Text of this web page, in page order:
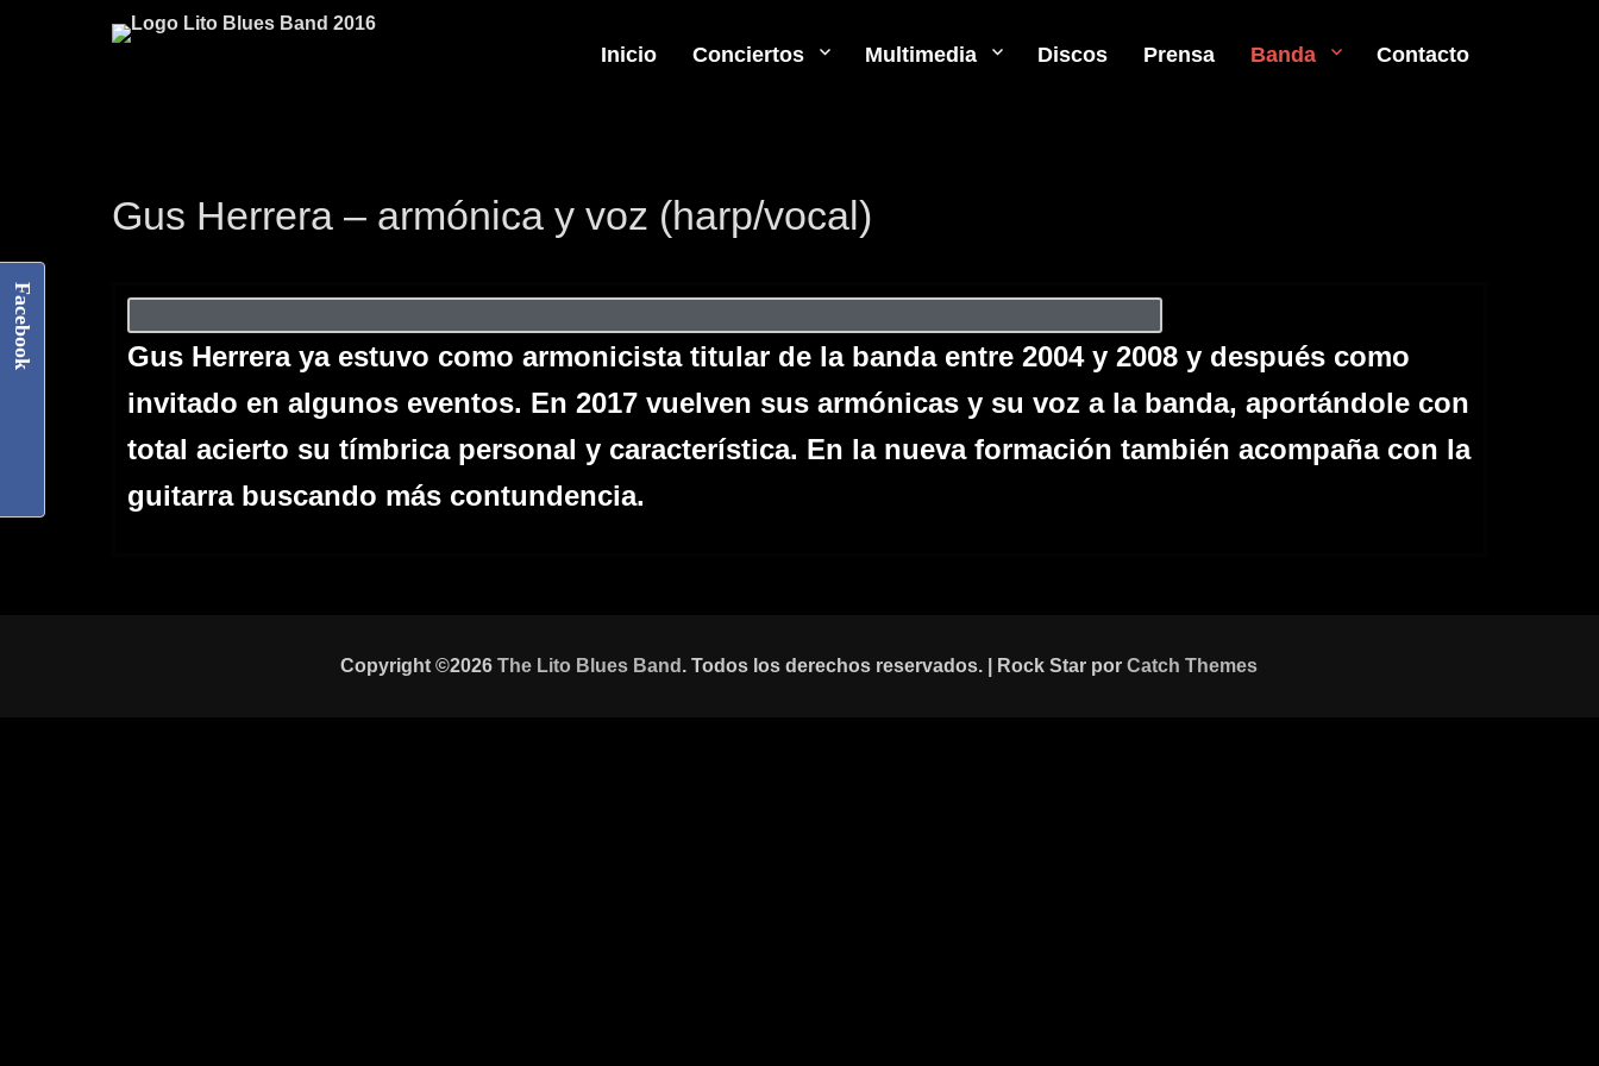
Inicio Conciertos Multimedia Discos Prensa Banda Contacto
Gus Herrera – armónica y voz (harp/vocal)
Gus Herrera ya estuvo como armonicista titular de la banda entre 2004 y 2008 y después como
invitado en algunos eventos. En 2017 vuelven sus armónicas y su voz a la banda, aportándole con
total acierto su tímbrica personal y característica. En la nueva formación también acompaña con la
guitarra buscando más contundencia.
Copyright ©2026The Lito Blues Band . Todos los derechos reservados. | Rock Star porCatch Themes
Facebook